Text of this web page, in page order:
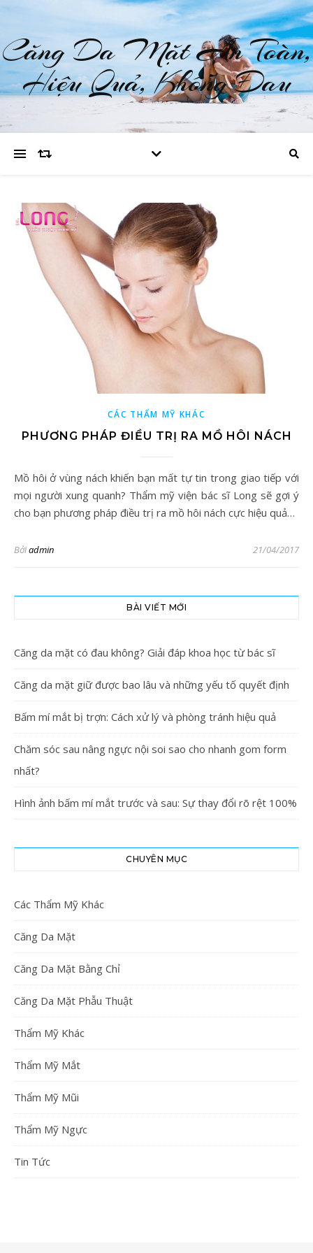
Căng Da Mặt An Toàn,
Hiệu Quả, Không Đau
CÁC THẨM MỸ KHÁC
PHƯƠNG PHÁP ĐIỀU TRỊ RA MỒ HÔI NÁCH
Mồ hôi ở vùng nách khiến bạn mất tự tin trong giao tiếp với
mọi người xung quanh? Thẩm mỹ viện bác sĩ Long sẽ gợi ý
cho bạn phương pháp điều trị ra mồ hôi nách cực hiệu quả…
Bởiadmin 21/04/2017
BÀI VIẾT MỚI
Căng da mặt có đau không? Giải đáp khoa học từ bác sĩ
Căng da mặt giữ được bao lâu và những yếu tố quyết định
Bấm mí mắt bị trợn: Cách xử lý và phòng tránh hiệu quả
Chăm sóc sau nâng ngực nội soi sao cho nhanh gom form
nhất?
Hình ảnh bấm mí mắt trước và sau: Sự thay đổi rõ rệt 100%
CHUYÊN MỤC
Các Thẩm Mỹ Khác
Căng Da Mặt
Căng Da Mặt Bằng Chỉ
Căng Da Mặt Phẫu Thuật
Thẩm Mỹ Khác
Thẩm Mỹ Mắt
Thẩm Mỹ Mũi
Thẩm Mỹ Ngực
Tin Tức